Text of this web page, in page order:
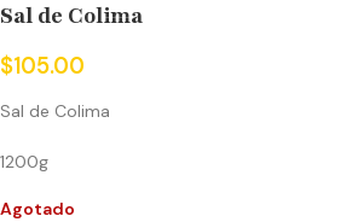
Sal de Colima
$105.00
Sal de Colima
1200g
Agotado